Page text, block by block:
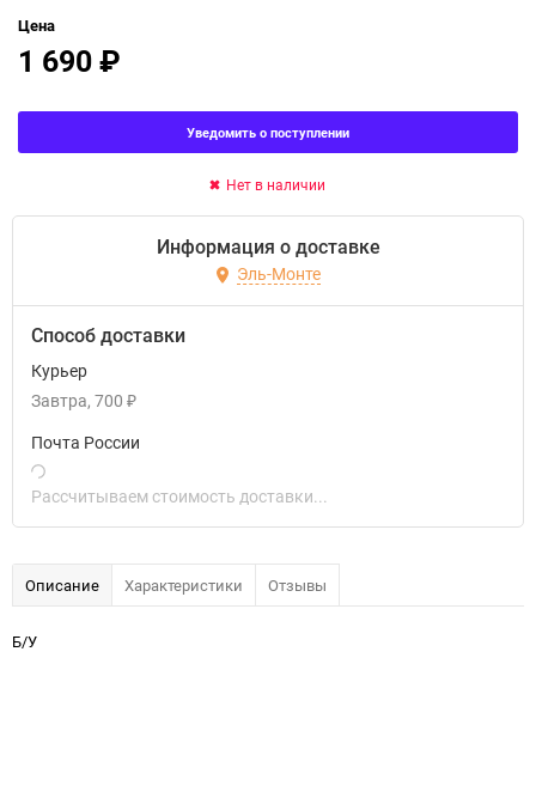
Цена
1 690₽
Уведомить о поступлении
Нет в наличии
Информация о доставке
Эль-Монте
Способ доставки
Курьер
Завтра 700 ₽
Почта России
Рассчитываем стоимость доставки...
Описание Характеристики Отзывы
Б/У